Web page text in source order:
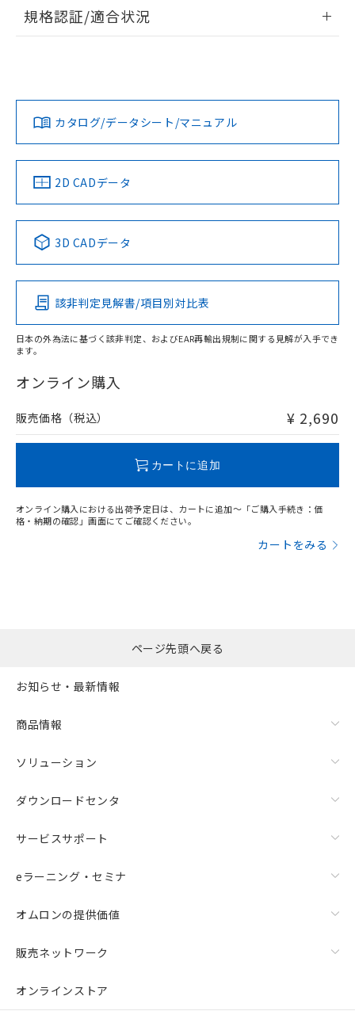
ログイン/会員登録
ダウンロードデータをご利用いただく前に、以下を必ずお読
みください。
ソフトウェアの使用条件
EU RoHS 注意事項・凡例
対応済み
中国 RoHS 注意事項・凡例
Pb Hg Cd Cr(VI)
O
在庫等で未対応品が混在する可能性があります。
問い合わせください。
規格認証/適合状況
カタログ/データシート/マニュアル
2D CADデータ
3D CADデータ
該非判定見解書/項目別対比表
日本の外為法に基づく該非判定、およびEAR再輸出規制に関する見解が入手でき
ます。
オンライン購入
販売価格（税込） ¥ 2,690
カートに追加
オンライン購入における出荷予定日は、カートに追加～「ご購入手続き：価
格・納期の確認」画面にてご確認ください。
カートをみる
ページ先頭へ戻る
お知らせ・最新情報
商品情報
ソリューション
ダウンロードセンタ
サービスサポート
eラーニング・セミナ
オムロンの提供価値
販売ネットワーク
オンラインストア